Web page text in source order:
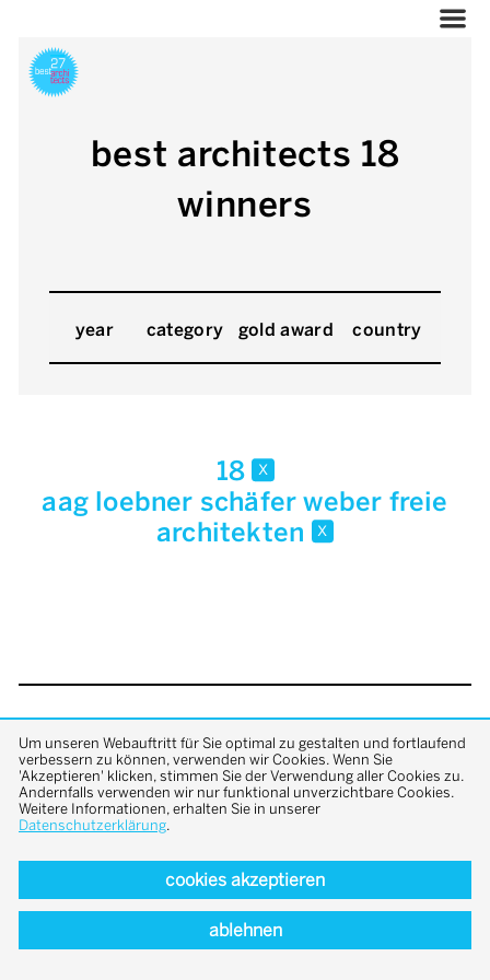
best architects 18
winners
year category gold award country
18 x
aag loebner schäfer weber freie
architekten x
back to top
Um unseren Webauftritt für Sie optimal zu gestalten und fortlaufend
verbessern zu können, verwenden wir Cookies. Wenn Sie
'Akzeptieren' klicken, stimmen Sie der Verwendung aller Cookies zu.
Andernfalls verwenden wir nur funktional unverzichtbare Cookies.
Weitere Informationen, erhalten Sie in unserer
Datenschutzerklärung.
cookies akzeptieren
ablehnen